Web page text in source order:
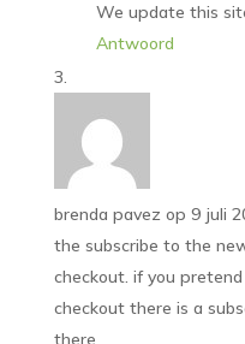
We update this
Antwoord
brenda pavez op 9 juli
the subscribe to the
checkout. if you
checkout there is a
there